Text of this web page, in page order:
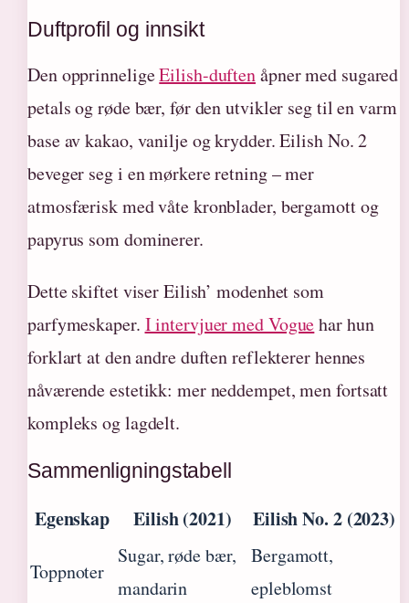
Duftprofil og innsikt
Den opprinneligeEilish-duftenåpner med sugared
petals og røde bær, før den utvikler seg til en varm
base av kakao, vanilje og krydder. Eilish No. 2
beveger seg i en mørkere retning – mer
atmosfærisk med våte kronblader, bergamott og
papyrus som dominerer.
Dette skiftet viser Eilish’ modenhet som
parfymeskaper. I intervjuer med Voguehar hun
forklart at den andre duften reflekterer hennes
nåværende estetikk: mer neddempet, men fortsatt
kompleks og lagdelt.
Sammenligningstabell
Egenskap Eilish (2021) Eilish No. 2 (2023)
Toppnoter
Sugar, røde bær,
mandarin
Bergamott,
epleblomst